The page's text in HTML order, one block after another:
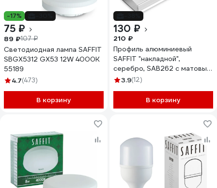
-17%
75 ₽
89 ₽107 ₽
Светодиодная лампа SAFFIT
SBGX5312 GX53 12W 4000K
55189
4.7(473)
В корзину
130 ₽
210 ₽
Профиль алюминиевый
SAFFIT "накладной",
серебро, SAB262 с матовым
экраном, 2 заглушками, 2
3.9(12)
В корзину